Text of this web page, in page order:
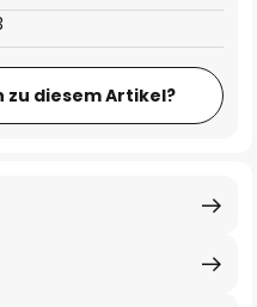
zu diesem Artikel?